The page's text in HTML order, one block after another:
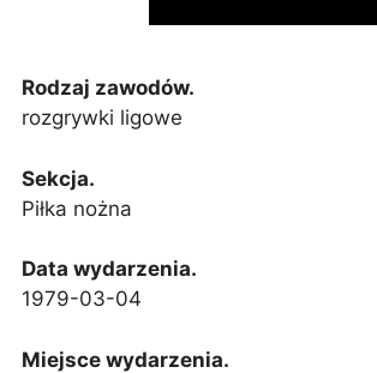
Rodzaj zawodów.
rozgrywki ligowe
Sekcja.
Piłka nożna
Data wydarzenia.
1979-03-04
Miejsce wydarzenia.